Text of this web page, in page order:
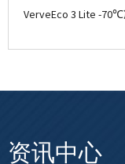
VerveEco 3 Lite -
资讯中心